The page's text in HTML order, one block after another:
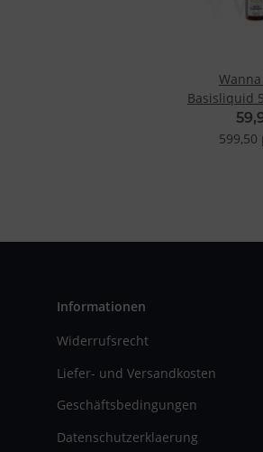
Basisliquid
599,50
Informationen
Widerrufsrecht
Liefer- und Versandkosten
Geschäftsbedingungen
Datenschutzerklaerung